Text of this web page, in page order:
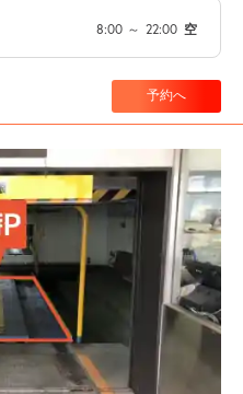
8:00 ～ 22:00 空
予約へ